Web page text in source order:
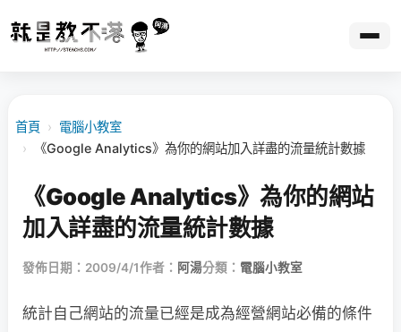
首頁 › 電腦小教室
›
《Google Analytics》為你的網站加入詳盡的流量統計數據
《Google Analytics》為你的網站
加入詳盡的流量統計數據
發佈日期：2009/4/1作者： 阿湯分類： 電腦小教室
統計自己網站的流量已經是成為經營網站必備的條件